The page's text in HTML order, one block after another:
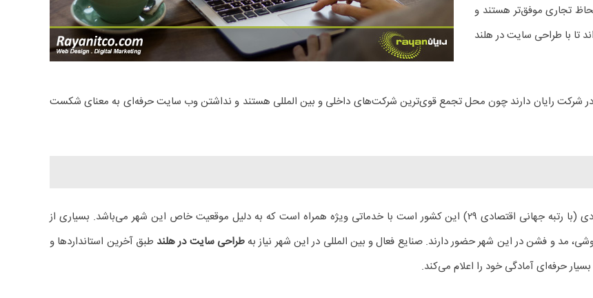
تجاری موفق‌تر هستند و
تا با طراحی سایت در هلند
شرکت رایان دارند چون محل تجمع قوی‌ترین شرکت‌های داخلی و بین المللی هستند و نداشتن وب سایت حرفه‌ای به معنای شکست
در هلند برای شهر آمستردام که پایتخت تجاری و اقتصادی (با رتبه جهانی اقتصادی ۲۹) این کشور است با خدماتی ویژه همراه است که به دلیل موقعیت خاص این شهر می‌باشد. بسیاری از
مد و فشن در این شهر حضور دارند. صنایع فعال و بین المللی در این شهر نیاز بهطراحی سایت در هلند طبق آخرین استانداردها و
حرفه‌ای آمادگی خود را اعلام می‌کند.